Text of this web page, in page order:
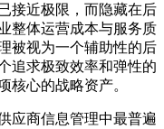
接近极限，而隐藏在后
整体运营成本与服务质
被视为一个辅助性的后
追求极致效率和弹性的
核心的战略资产。
应商信息管理中最普遍